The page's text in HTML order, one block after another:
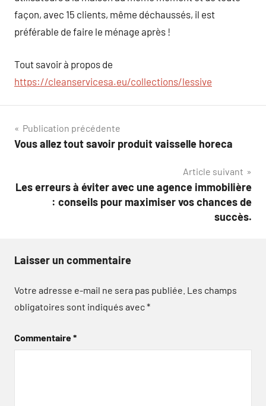
façon, avec 15 clients, même déchaussés, il est
préférable de faire le ménage après !
Tout savoir à propos de
https://cleanservicesa.eu/collections/lessive
Navigation
de
Publication précédente
Vous allez tout savoir produit vaisselle horeca
Article suivant
Les erreurs à éviter avec une agence immobilière
: conseils pour maximiser vos chances de
succès.
Laisser un commentaire
Votre adresse e-mail ne sera pas publiée. Les champs
obligatoires sont indiqués avec*
Commentaire*